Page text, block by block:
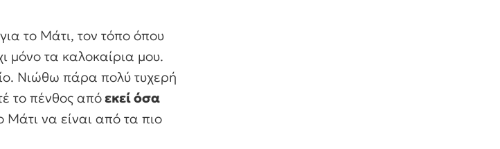
το Μάτι, τον τόπο όπου
μόνο τα καλοκαίρια μου.
Νιώθω πάρα πολύ τυχερή
το πένθος απόεκεί όσα
Μάτι να είναι από τα πιο